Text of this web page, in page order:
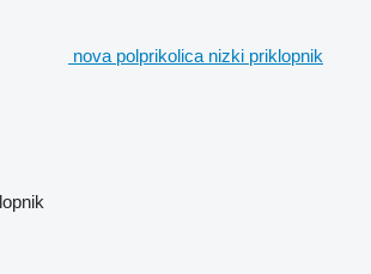
nova polprikolica nizki priklopnik